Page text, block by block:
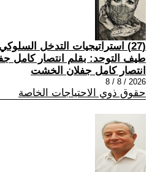
(27) استراتيجيات التدخل
طيف التوحد: بقلم انتصار كامل
انتصار كامل جفلان الخشت
2026 / 8 / 8
حقوق ذوي الاحتياجات الخاصة